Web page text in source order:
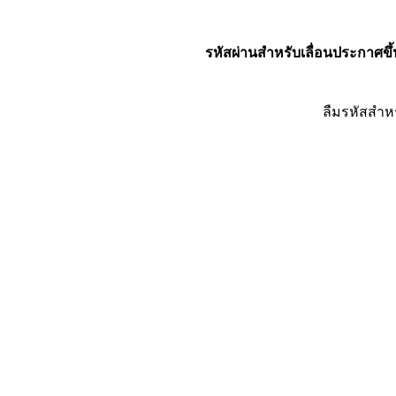
รหัสผ่านสำหรับเลื่อนประกาศขึ้
ลืมรหัสสำ